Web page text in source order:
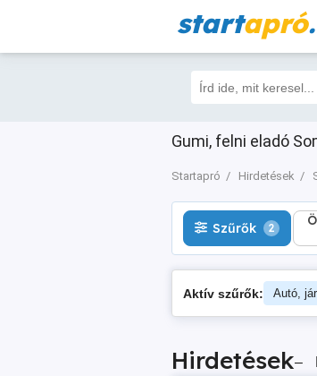
startapró
Gumi, felni eladó
Startapró Hirdetések
Szűrők 2
Szűrők 2
Aktív szűrők: Autó,
Hirdetések–